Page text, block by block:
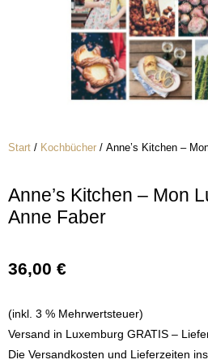
Start / Kochbücher / Anne’s Kitchen –
Anne’s Kitchen – Mon
Anne Faber
36,00 €
(inkl. 3 % Mehrwertsteuer)
Versand in Luxemburg GRATIS –
Die Versandkosten und Lieferzeiten